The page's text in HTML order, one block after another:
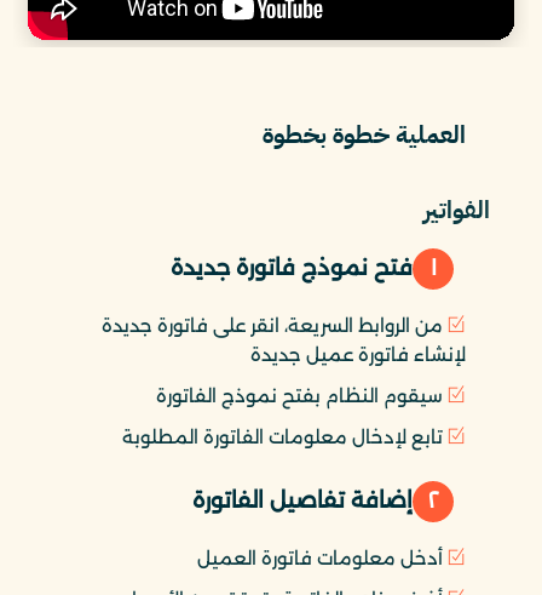
العملية خطوة بخطوة
الفواتير
فتح نموذج فاتورة جديدة
من الروابط السريعة، انقر على فاتورة جديدة
لإنشاء فاتورة عميل جديدة
سيقوم النظام بفتح نموذج الفاتورة
تابع لإدخال معلومات الفاتورة المطلوبة
٢ إضافة تفاصيل الفاتورة
أدخل معلومات فاتورة العميل